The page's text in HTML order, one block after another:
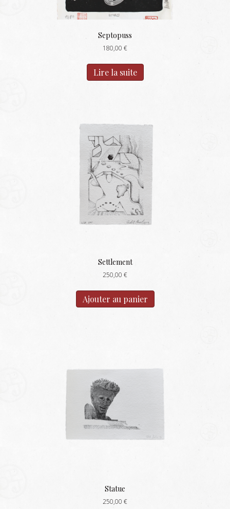
Septopuss
180,00 €
Lire la suite
Settlement
250,00 €
Ajouter au panier
Statue
250,00 €